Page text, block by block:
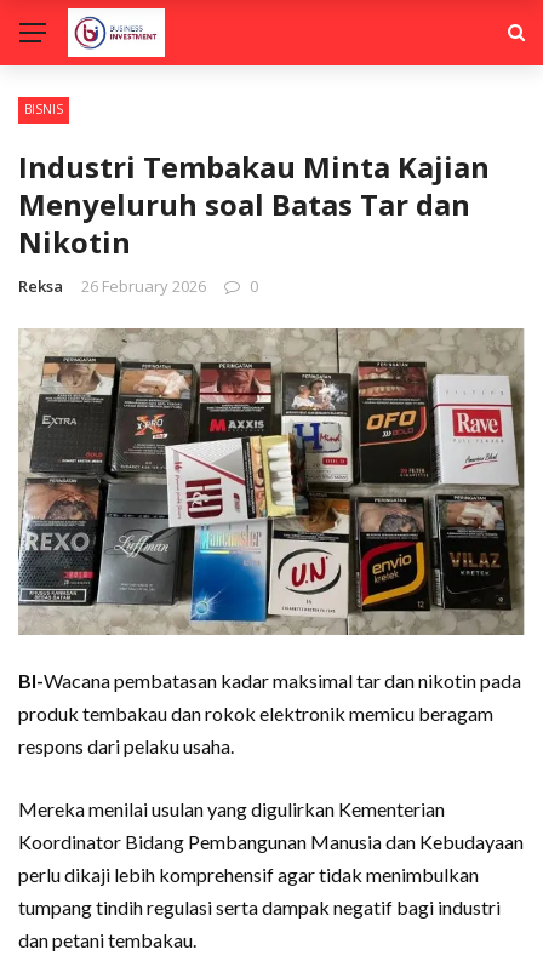
BISNIS
Industri Tembakau Minta Kajian
Menyeluruh soal Batas Tar dan
Nikotin
Reksa 26 February 2026 0
BI-Wacana pembatasan kadar maksimal tar dan nikotin pada
produk tembakau dan rokok elektronik memicu beragam
respons dari pelaku usaha.
Mereka menilai usulan yang digulirkan Kementerian
Koordinator Bidang Pembangunan Manusia dan Kebudayaan
perlu dikaji lebih komprehensif agar tidak menimbulkan
tumpang tindih regulasi serta dampak negatif bagi industri
dan petani tembakau.